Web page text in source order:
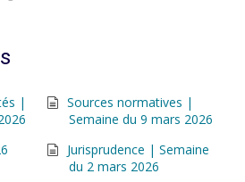
|
Sources normatives |
Semaine du 9 mars 2026
Jurisprudence | Semaine
du 2 mars 2026